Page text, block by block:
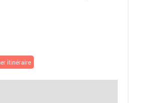
itinéraire